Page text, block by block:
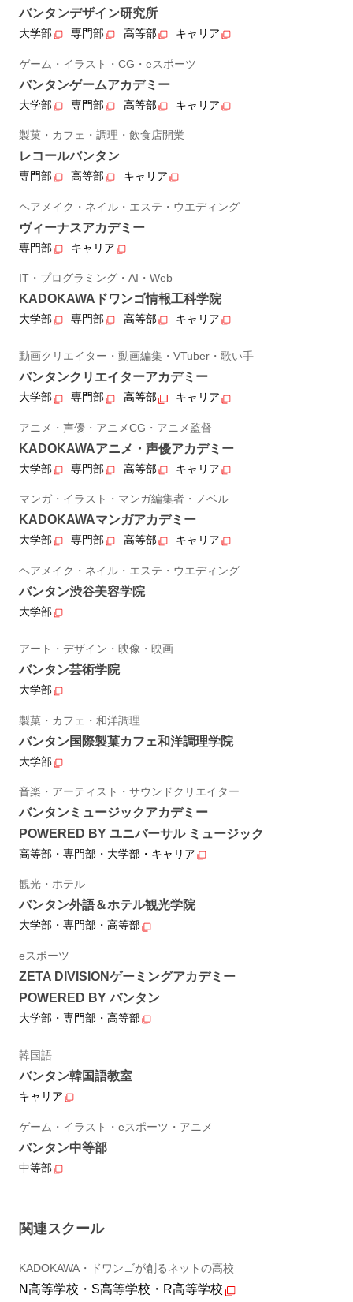
バンタンデザイン研究所
大学部 専門部 高等部 キャリア
ゲーム・イラスト・CG・eスポーツ
バンタンゲームアカデミー
大学部 専門部 高等部 キャリア
製菓・カフェ・調理・飲食店開業
レコールバンタン
専門部 高等部 キャリア
ヘアメイク・ネイル・エステ・ウエディング
ヴィーナスアカデミー
専門部 キャリア
IT・プログラミング・AI・Web
KADOKAWAドワンゴ情報工科学院
大学部 専門部 高等部 キャリア
動画クリエイター・動画編集・VTuber・歌い手
バンタンクリエイターアカデミー
大学部 専門部 高等部 キャリア
アニメ・声優・アニメCG・アニメ監督
KADOKAWAアニメ・声優アカデミー
大学部 専門部 高等部 キャリア
マンガ・イラスト・マンガ編集者・ノベル
KADOKAWAマンガアカデミー
大学部 専門部 高等部 キャリア
ヘアメイク・ネイル・エステ・ウエディング
バンタン渋谷美容学院
大学部
アート・デザイン・映像・映画
バンタン芸術学院
大学部
製菓・カフェ・和洋調理
バンタン国際製菓カフェ和洋調理学院
大学部
音楽・アーティスト・サウンドクリエイター
バンタンミュージックアカデミー
POWERED BY ユニバーサル ミュージック
高等部・専門部・大学部・キャリア
観光・ホテル
バンタン外語＆ホテル観光学院
大学部・専門部・高等部
eスポーツ
ZETA DIVISIONゲーミングアカデミー
POWERED BY バンタン
大学部・専門部・高等部
韓国語
バンタン韓国語教室
キャリア
ゲーム・イラスト・eスポーツ・アニメ
バンタン中等部
中等部
関連スクール
KADOKAWA・ドワンゴが創るネットの高校
N高等学校・S高等学校・R高等学校